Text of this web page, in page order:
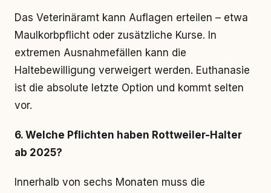
Das Veterinäramt kann Auflagen erteilen – etwa
Maulkorbpflicht oder zusätzliche Kurse. In
extremen Ausnahmefällen kann die
Haltebewilligung verweigert werden. Euthanasie
ist die absolute letzte Option und kommt selten
vor.
6. Welche Pflichten haben Rottweiler-Halter
ab 2025?
Innerhalb von sechs Monaten muss die